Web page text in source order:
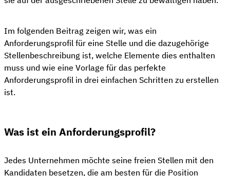
Im folgenden Beitrag zeigen wir, was ein
Anforderungsprofil für eine Stelle und die dazugehörige
Stellenbeschreibung ist, welche Elemente dies enthalten
muss und wie eine Vorlage für das perfekte
Anforderungsprofil in drei einfachen Schritten zu erstellen
ist.
Was ist ein Anforderungsprofil?
Jedes Unternehmen möchte seine freien Stellen mit den
Kandidaten besetzen, die am besten für die Position